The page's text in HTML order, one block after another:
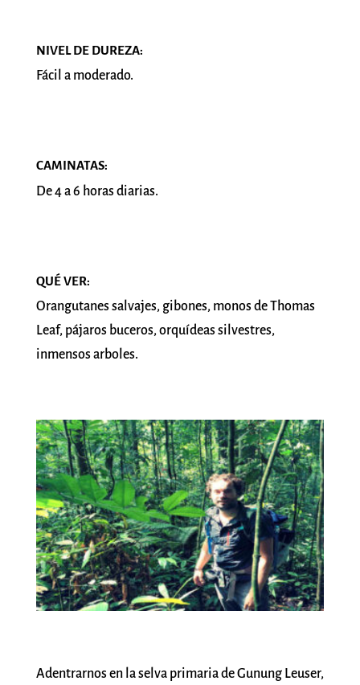
NIVEL DE DUREZA:
Fácil a moderado.
CAMINATAS:
De 4 a 6 horas diarias.
QUÉ VER:
Orangutanes salvajes, gibones, monos de Thomas
Leaf, pájaros buceros, orquídeas silvestres,
inmensos arboles.
Adentrarnos en la selva primaria de Gunung Leuser,